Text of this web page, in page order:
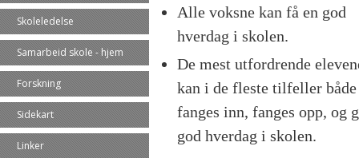
Skoleledelse
Samarbeid skole - hjem
Forskning
Sidekart
Linker
Alle voksne kan få en god
hverdag i skolen.
De mest utfordrende
kan i de fleste tilfeller både
fanges inn, fanges opp, og
god hverdag i skolen.